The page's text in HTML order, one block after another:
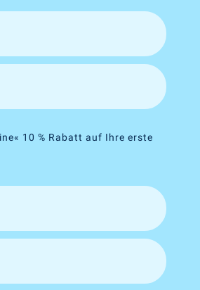
10 % Rabatt auf Ihre erste